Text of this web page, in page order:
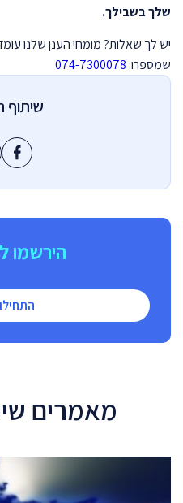
שלך בשבילך.
יש לך שאלות? מומחי הענן שלנו
שמספרו: 074-7300078
הירשמו
מאמרים